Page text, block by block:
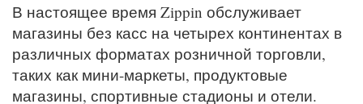
В настоящее время Zippin обслуживает
магазины без касс на четырех континентах в
различных форматах розничной торговли,
таких как мини-маркеты, продуктовые
магазины, спортивные стадионы и отели.